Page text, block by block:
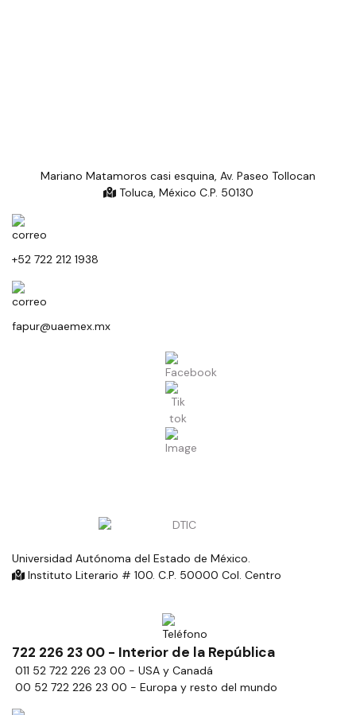
Mariano Matamoros casi esquina, Av. Paseo Tollocan
Toluca, México C.P. 50130
+52 722 212 1938
fapur@uaemex.mx
Universidad Autónoma del Estado de México.
Instituto Literario # 100. C.P. 50000 Col. Centro
722 226 23 00 - Interior de la República
011 52 722 226 23 00 - USA y Canadá
00 52 722 226 23 00 - Europa y resto del mundo